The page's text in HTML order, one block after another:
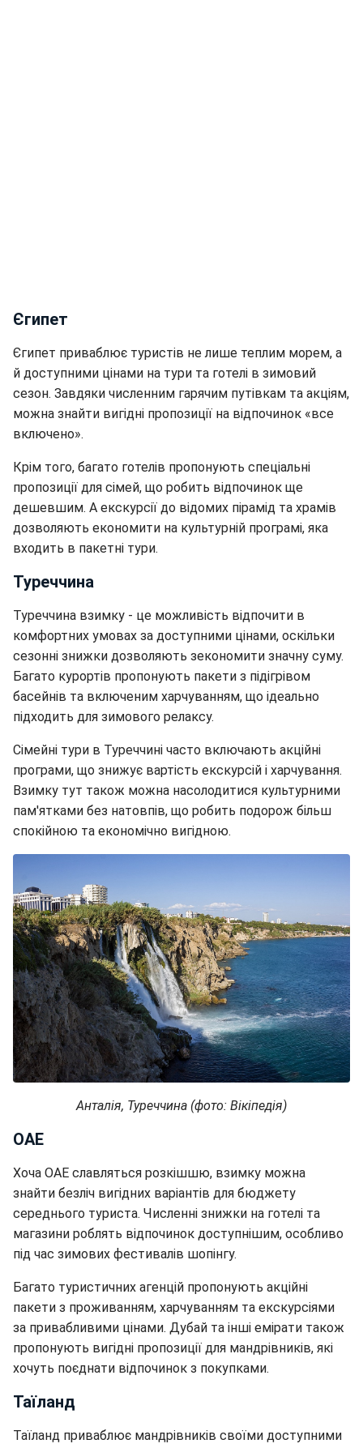
Єгипет
Єгипет приваблює туристів не лише теплим морем, а
й доступними цінами на тури та готелі в зимовий
сезон. Завдяки численним гарячим путівкам та акціям,
можна знайти вигідні пропозиції на відпочинок «все
включено».
Крім того, багато готелів пропонують спеціальні
пропозиції для сімей, що робить відпочинок ще
дешевшим. А екскурсії до відомих пірамід та храмів
дозволяють економити на культурній програмі, яка
входить в пакетні тури.
Туреччина
Туреччина взимку - це можливість відпочити в
комфортних умовах за доступними цінами, оскільки
сезонні знижки дозволяють зекономити значну суму.
Багато курортів пропонують пакети з підігрівом
басейнів та включеним харчуванням, що ідеально
підходить для зимового релаксу.
Сімейні тури в Туреччині часто включають акційні
програми, що знижує вартість екскурсій і харчування.
Взимку тут також можна насолодитися культурними
пам'ятками без натовпів, що робить подорож більш
спокійною та економічно вигідною.
Анталія, Туреччина (фото: Вікіпедія)
ОАЕ
Хоча ОАЕ славляться розкішшю, взимку можна
знайти безліч вигідних варіантів для бюджету
середнього туриста. Численні знижки на готелі та
магазини роблять відпочинок доступнішим, особливо
під час зимових фестивалів шопінгу.
Багато туристичних агенцій пропонують акційні
пакети з проживанням, харчуванням та екскурсіями
за привабливими цінами. Дубай та інші емірати також
пропонують вигідні пропозиції для мандрівників, які
хочуть поєднати відпочинок з покупками.
Таїланд
Таїланд приваблює мандрівників своїми доступними